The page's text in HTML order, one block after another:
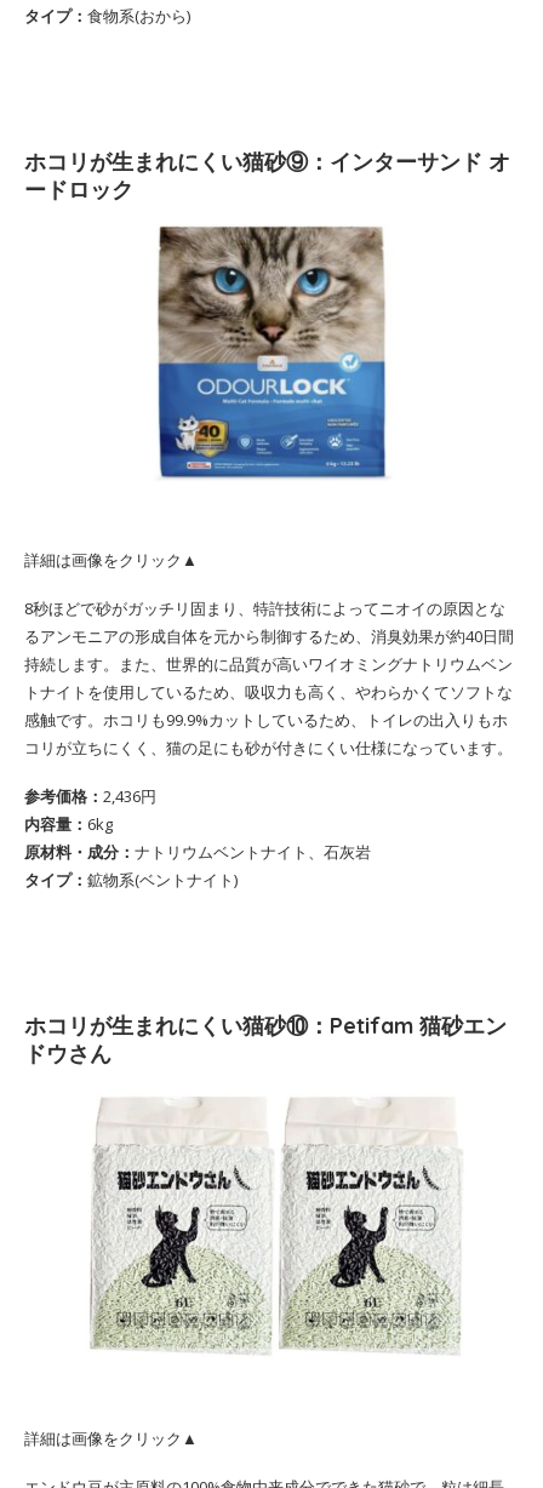
タイプ： 食物系(おから)
ホコリが生まれにくい猫砂⑨：インターサンド オ
ードロック
詳細は画像をクリック▲
8秒ほどで砂がガッチリ固まり、特許技術によってニオイの原因とな
るアンモニアの形成自体を元から制御するため、消臭効果が約40日間
持続します。また、世界的に品質が高いワイオミングナトリウムベン
トナイトを使用しているため、吸収力も高く、やわらかくてソフトな
感触です。ホコリも99.9%カットしているため、トイレの出入りもホ
コリが立ちにくく、猫の足にも砂が付きにくい仕様になっています。
参考価格： 2,436円
内容量： ‎6kg
原材料・成分： ナトリウムベントナイト、石灰岩
タイプ： 鉱物系(‎ベントナイト)
ホコリが生まれにくい猫砂⑩：Petifam 猫砂エン
ドウさん
詳細は画像をクリック▲